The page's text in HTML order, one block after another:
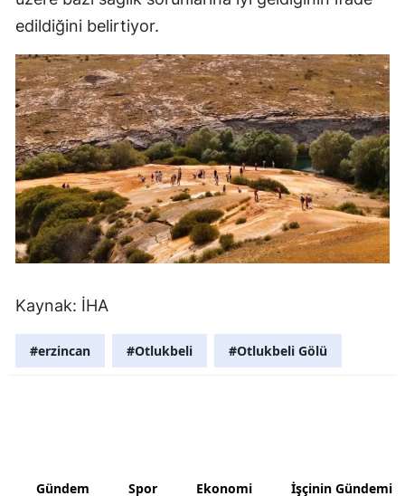
Ordu
Sakarya
Samsun
Siirt
Sinop
Sivas
Tekirdağ
Van
edildiğini belirtiyor.
Kaynak: İHA
#erzincan #Otlukbeli #Otlukbeli Gölü
Gündem Spor Ekonomi İşçinin Gündemi